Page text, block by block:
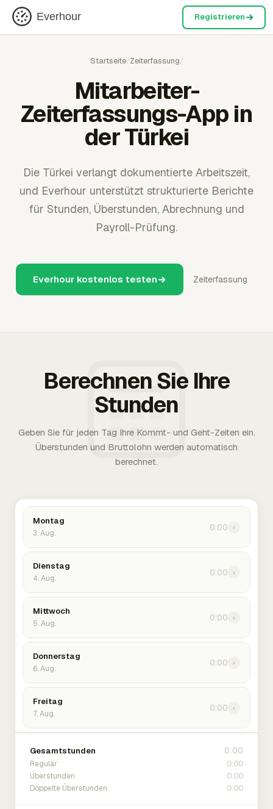
Everhour Registrieren
Startseite/Zeiterfassung/
Mitarbeiter-
Zeiterfassungs-App in
der Türkei
Die Türkei verlangt dokumentierte Arbeitszeit,
und Everhour unterstützt strukturierte Berichte
für Stunden, Überstunden, Abrechnung und
Payroll-Prüfung.
Everhour kostenlos testen Zeiterfassung
Berechnen Sie Ihre
Stunden
Geben Sie für jeden Tag Ihre Kommt- und Geht-Zeiten ein.
Überstunden und Bruttolohn werden automatisch
berechnet.
Montag
3. Aug.
0:00 ›
Dienstag
4. Aug.
0:00 ›
Mittwoch
5. Aug.
0:00 ›
Donnerstag
6. Aug.
0:00 ›
Freitag
7. Aug.
0:00 ›
Gesamtstunden 0:00
Regulär 0:00
Überstunden 0:00
Doppelte Überstunden 0:00